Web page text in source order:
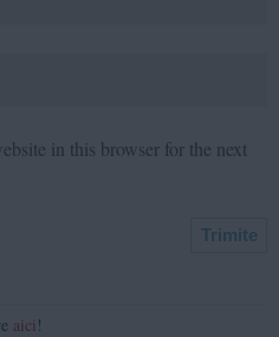
in this browser for the next
aici !